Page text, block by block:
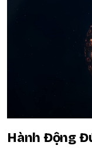
Hành Động